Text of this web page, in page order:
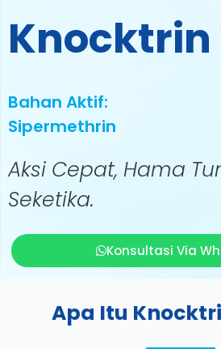
Knocktrin
Bahan Aktif:
Sipermethrin
Aksi Cepat, Hama
Seketika.
Konsultasi Via
Apa Itu